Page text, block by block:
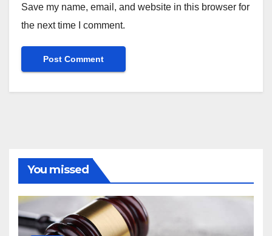
Save my name, email, and website in this browser for
the next time I comment.
You missed